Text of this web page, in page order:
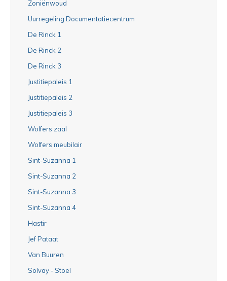
Zoniënwoud
Uurregeling Documentatiecentrum
De Rinck 1
De Rinck 2
De Rinck 3
Justitiepaleis 1
Justitiepaleis 2
Justitiepaleis 3
Wolfers zaal
Wolfers meubilair
Sint-Suzanna 1
Sint-Suzanna 2
Sint-Suzanna 3
Sint-Suzanna 4
Hastir
Jef Pataat
Van Buuren
Solvay - Stoel